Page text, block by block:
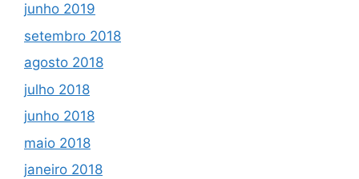
junho 2019
setembro 2018
agosto 2018
julho 2018
junho 2018
maio 2018
janeiro 2018